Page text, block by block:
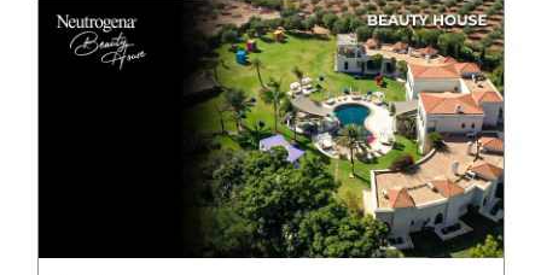
GHITA EL ARABI
EZZAKI SALMA
ACCOUNT
MANAGER
ANASS ELRHAZI
EDITORIAL
MANAGER AND
CONTENT
YAHYA LOULIDI
MEDIA RELATIONS
MANAGER
NIAMA EL YOSSRI
DIGITAL MANAGER